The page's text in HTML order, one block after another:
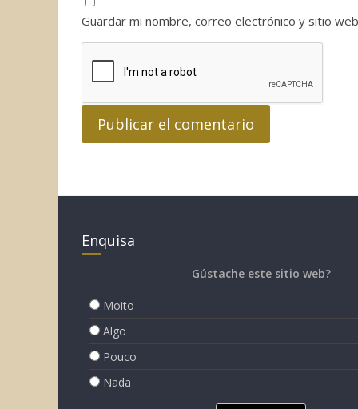
Guardar mi nombre, correo electrónico y sitio
Enquisa
Gústache este sitio web?
Moito
Algo
Pouco
Nada